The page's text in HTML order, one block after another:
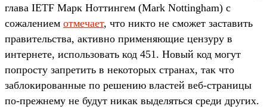
глава IETF Марк Ноттингем (Mark Nottingham) с
сожалением отмечает, что никто не сможет заставить
правительства, активно применяющие цензуру в
интернете, использовать код 451. Новый код могут
попросту запретить в некоторых странах, так что
заблокированные по решению властей веб-страницы
по-прежнему не будут никак выделяться среди других.